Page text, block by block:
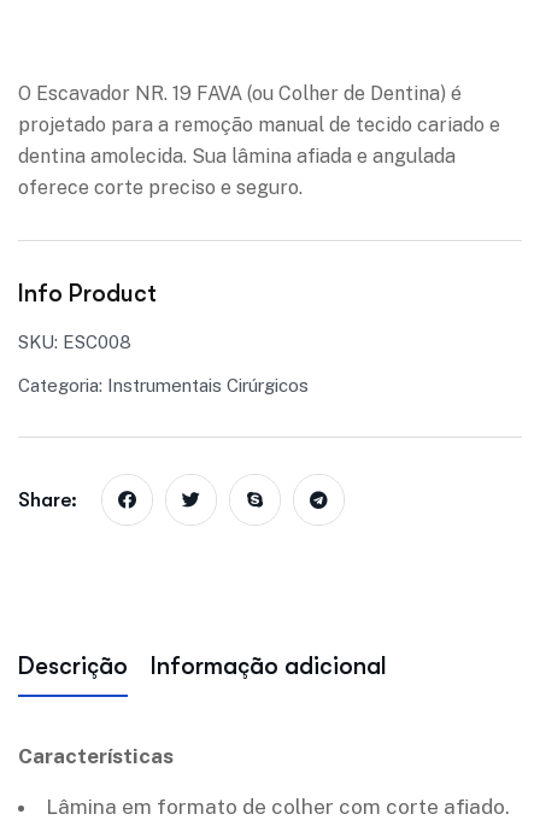
O Escavador NR. 19 FAVA (ou Colher de Dentina) é
projetado para a remoção manual de tecido cariado e
dentina amolecida. Sua lâmina afiada e angulada
oferece corte preciso e seguro.
Info Product
SKU: ESC008
Categoria: Instrumentais Cirúrgicos
Share:
Descrição Informação adicional
Características
Lâmina em formato de colher com corte afiado.